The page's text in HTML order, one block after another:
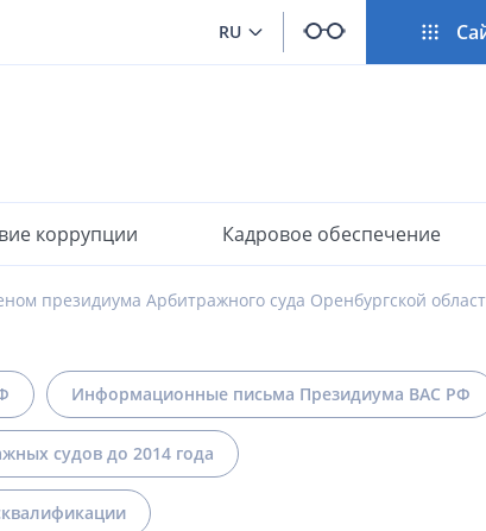
RU
коррупции Кадровое обеспечение
президиума Арбитражного суда Оренбургской
Информационные письма Президиума ВАС РФ
судов до 2014 года